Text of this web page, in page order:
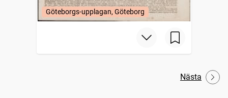
Göteborgs-upplagan, Göteborg
Nästa